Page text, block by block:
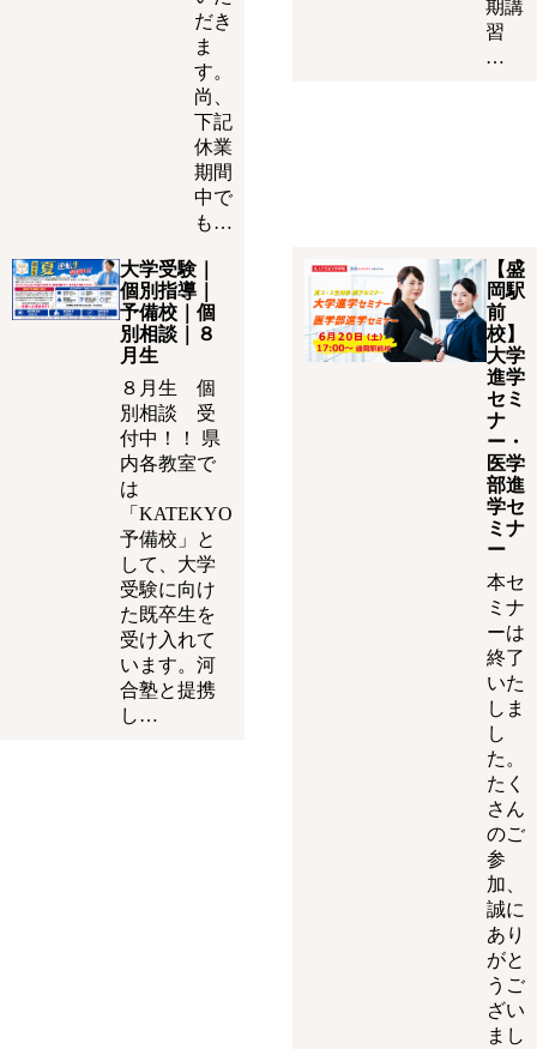
だき
ま
す。
尚、
下記
休業
期間
中で
も…
期講
習
…
大学受験｜
個別指導｜
予備校｜個
別相談｜８
月生
８月生 個
別相談 受
付中！！ 県
内各教室で
は
「KATEKYO
予備校」と
して、大学
受験に向け
た既卒生を
受け入れて
います。河
合塾と提携
し…
【盛
岡駅
前
校】
大学
進学
セミ
ナ
ー・
医学
部進
学セ
ミナ
ー
本セ
ミナ
ーは
終了
いた
しま
し
た。
たく
さん
のご
参
加、
誠に
あり
がと
うご
ざい
まし